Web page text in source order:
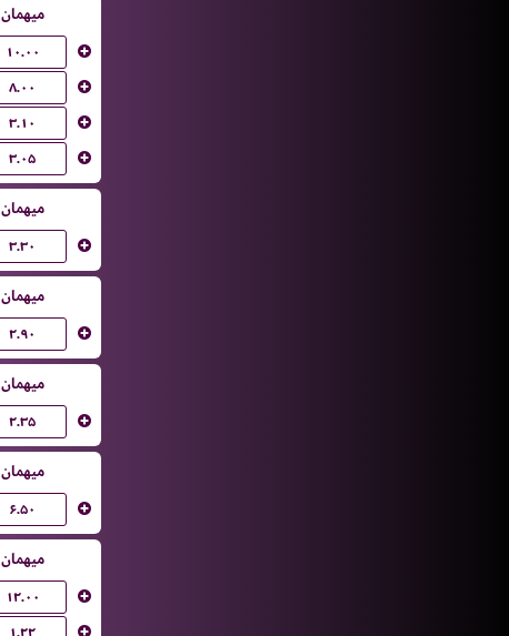
میهمان
۱۰.۰۰
۸.۰۰
۳.۱۰
۳.۰۵
میهمان
۳.۳۰
میهمان
۲.۹۰
میهمان
۲.۳۵
میهمان
۶.۵۰
میهمان
۱۲.۰۰